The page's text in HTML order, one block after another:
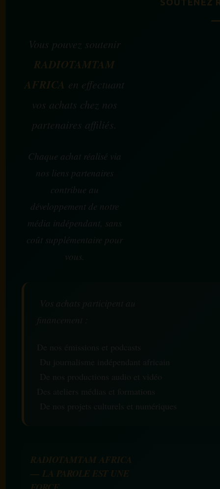
SOUTENEZ
Vous pouvez soutenir
RADIOTAMTAM
AFRICA en effectuant
vos achats chez nos
partenaires affiliés.
Chaque achat réalisé via
nos liens partenaires
contribue au
développement de notre
média indépendant, sans
coût supplémentaire pour
vous.